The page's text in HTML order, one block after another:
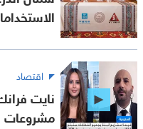
اقتصاد
نايت
مشروعات